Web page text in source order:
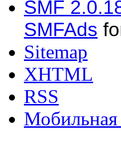
SMF
SMFAds
Sitemap
XHTML
RSS
Мобильная